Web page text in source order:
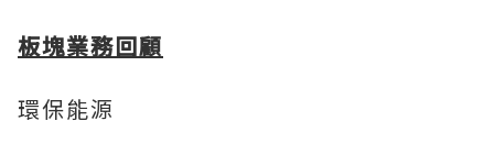
板塊業務回顧
環保能源